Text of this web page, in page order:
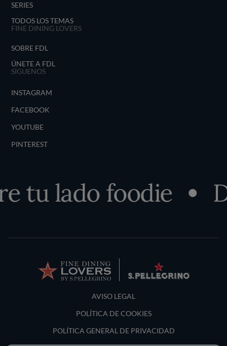
SERIES
TODOS LOS TEMAS
FINE DINING LOVERS
SOBRE FDL
ÚNETE A FDL
SÍGUENOS
INSTAGRAM
FACEBOOK
YOUTUBE
PINTEREST
tu lado foodie
Terms and Conditions
AVISO LEGAL
POLÍTICA DE COOKIES
POLÍTICA GENERAL DE PRIVACIDAD